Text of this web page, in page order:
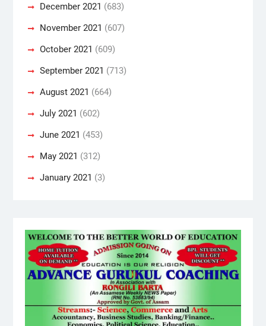
December 2021 (683)
November 2021 (607)
October 2021 (609)
September 2021 (713)
August 2021 (664)
July 2021 (602)
June 2021 (453)
May 2021 (312)
January 2021 (3)